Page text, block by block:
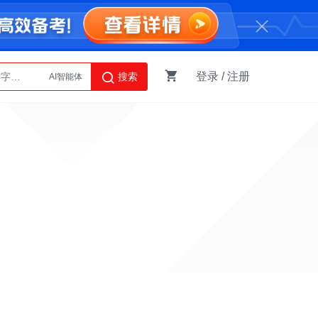
AI智能体
Python
搜索 登录 /注册